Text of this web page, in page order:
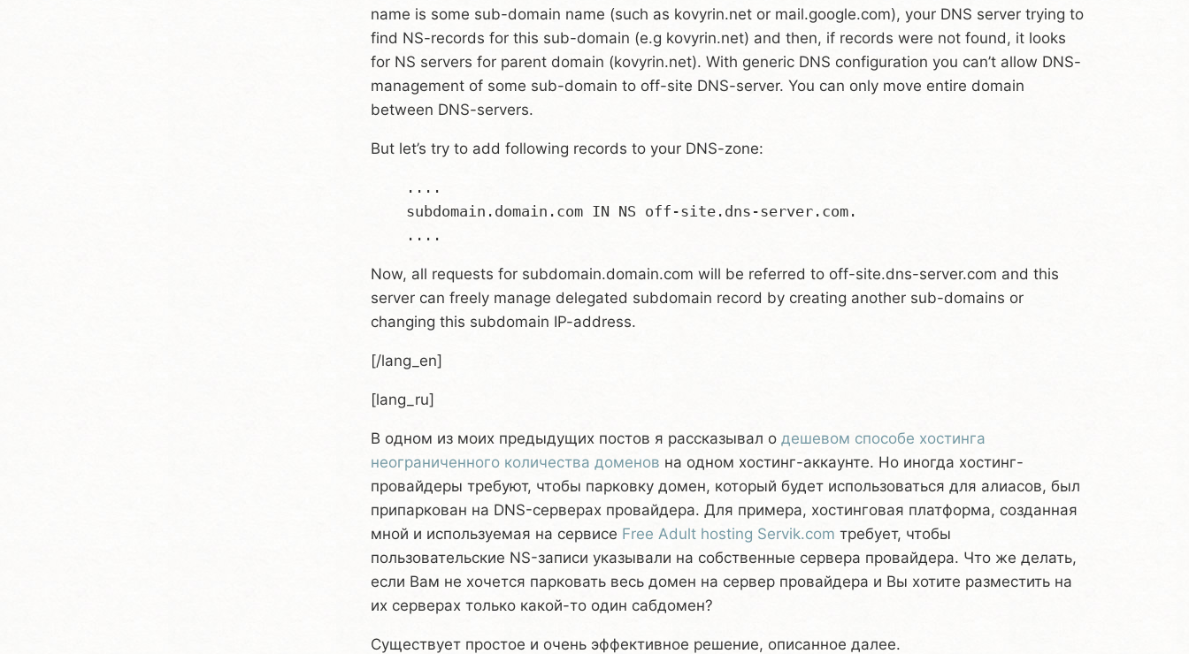
name is some sub-domain name (such as kovyrin.net or mail.google.com), your DNS server trying to
find NS-records for this sub-domain (e.g kovyrin.net) and then, if records were not found, it looks
for NS servers for parent domain (kovyrin.net). With generic DNS configuration you can’t allow DNS-
management of some sub-domain to off-site DNS-server. You can only move entire domain
between DNS-servers.
But let’s try to add following records to your DNS-zone:
    ....
    subdomain.domain.com IN NS off-site.dns-server.com.
Now, all requests for subdomain.domain.com will be referred to off-site.dns-server.com and this
server can freely manage delegated subdomain record by creating another sub-domains or
changing this subdomain IP-address.
[/lang_en]
[lang_ru]
В одном из моих предыдущих постов я рассказывал о дешевом способе хостинга
неограниченного количества доменов на одном хостинг-аккаунте. Но иногда хостинг-
провайдеры требуют, чтобы парковку домен, который будет использоваться для алиасов, был
припаркован на DNS-серверах провайдера. Для примера, хостинговая платформа, созданная
мной и используемая на сервисе Free Adult hosting Servik.com требует, чтобы
пользовательские NS-записи указывали на собственные сервера провайдера. Что же делать,
если Вам не хочется парковать весь домен на сервер провайдера и Вы хотите разместить на
их серверах только какой-то один сабдомен?
Существует простое и очень эффективное решение, описанное далее.